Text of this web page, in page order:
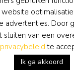
advertenties. Door
van een
privacybeleid te
Ik ga akkoord